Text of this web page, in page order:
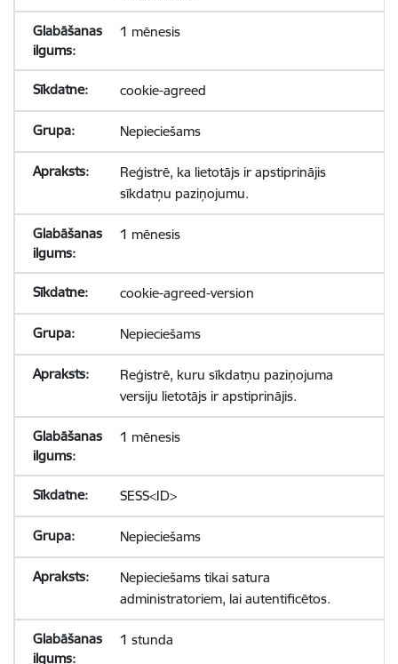
1 mēnesis
cookie-agreed
Nepieciešams
Reģistrē, ka lietotājs ir apstiprinājis
sīkdatņu paziņojumu.
1 mēnesis
cookie-agreed-version
Nepieciešams
Reģistrē, kuru sīkdatņu paziņojuma
versiju lietotājs ir apstiprinājis.
1 mēnesis
SESS<ID>
Nepieciešams
Nepieciešams tikai satura
administratoriem, lai autentificētos.
1 stunda